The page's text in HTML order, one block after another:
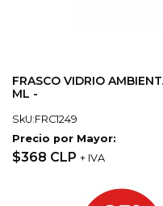
FRASCO VIDRIO
ML -
SkU:FRC1249
Precio por Mayor:
$368 CLP + IVA